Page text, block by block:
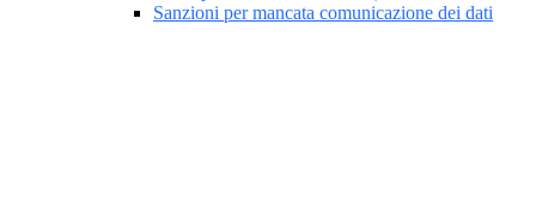
Sanzioni per mancata comunicazione dei dati